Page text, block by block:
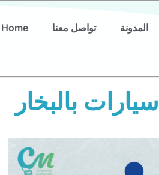
المدونة تواصل معنا Home
بالبخار